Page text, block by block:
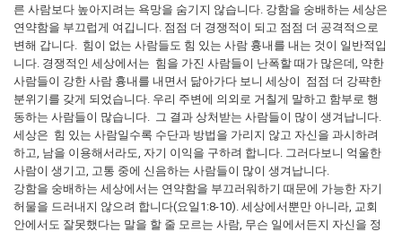
른 사람보다 높아지려는 욕망을 숨기지 않습니다. 강함을 숭배하는 세상은
연약함을 부끄럽게 여깁니다. 점점 더 경쟁적이 되고 점점 더 공격적으로
변해 갑니다. 힘이 없는 사람들도 힘 있는 사람 흉내를 내는 것이 일반적입
니다. 경쟁적인 세상에서는 힘을 가진 사람들이 난폭할 때가 많은데, 약한
사람들이 강한 사람 흉내를 내면서 닮아가다 보니 세상이 점점 더 강퍅한
분위기를 갖게 되었습니다. 우리 주변에 의외로 거칠게 말하고 함부로 행
동하는 사람들이 많습니다. 그 결과 상처받는 사람들이 많이 생겨납니다.
세상은 힘 있는 사람일수록 수단과 방법을 가리지 않고 자신을 과시하려
하고, 남을 이용해서라도, 자기 이익을 구하려 합니다. 그러다보니 억울한
사람이 생기고, 고통 중에 신음하는 사람들이 많이 생겨납니다.
강함을 숭배하는 세상에서는 연약함을 부끄러워하기 때문에 가능한 자기
허물을 드러내지 않으려 합니다(요일1:8-10). 세상에서뿐만 아니라, 교회
안에서도 잘못했다는 말을 할 줄 모르는 사람, 무슨 일에서든지 자신을 정